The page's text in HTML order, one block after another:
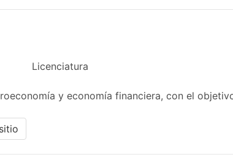
Licenciatura
y economía financiera, con el